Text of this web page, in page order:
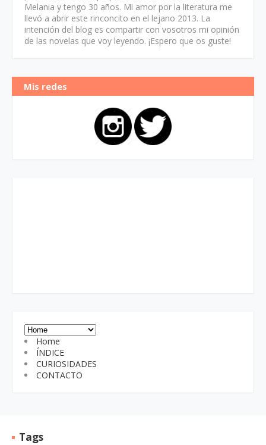
Melania y tengo 30 años. Mi amor por la literatura me
llevó a abrir este rinconcito en el lejano 2013. La
intención del blog es compartir con vosotros mi opinión
de las novelas que voy leyendo. ¡Espero que os guste!
Mis redes
Home
ÍNDICE
CURIOSIDADES
CONTACTO
Tags